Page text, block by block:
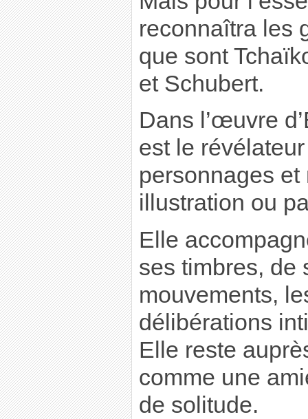
reconnaîtra les
que sont
et Schubert.
Dans l’œuvre
est le
personnages
illustration ou
Elle
ses timbres, de
mouvements,
délibérations
Elle reste
comme une
de solitude.